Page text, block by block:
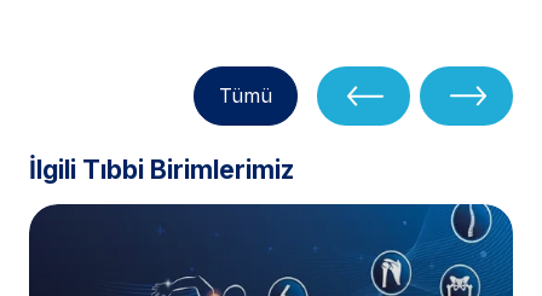
Tümü
İlgili Tıbbi Birimlerimiz